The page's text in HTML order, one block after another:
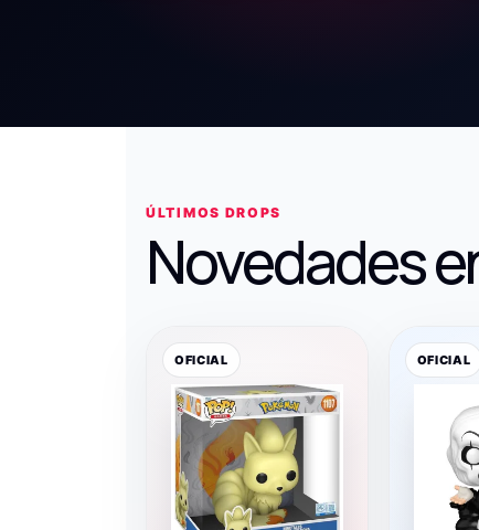
ÚLTIMOS DROPS
Novedades
OFICIAL OFICIAL